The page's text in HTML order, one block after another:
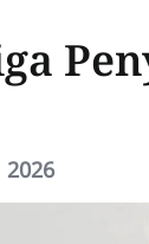
2026